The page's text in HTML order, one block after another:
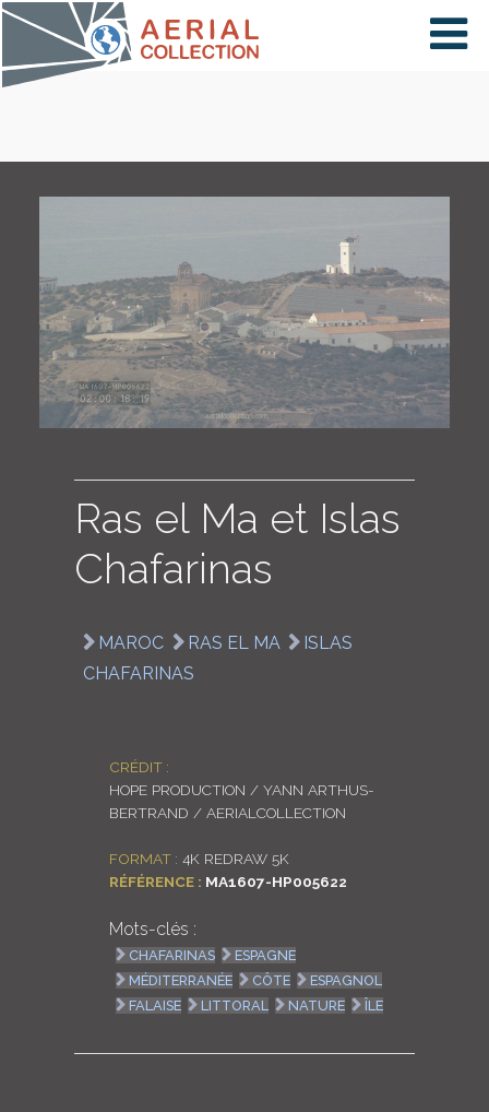
×
CARTE
COLLECTIONS
LOGIN
Ras el Ma et Islas
Chafarinas
MAROC RAS EL MA
ISLAS
CHAFARINAS
CRÉDIT :
HOPE PRODUCTION / YANN ARTHUS-
BERTRAND / AERIALCOLLECTION
FORMAT : 4K REDRAW 5K
RÉFÉRENCE : MA1607-HP005622
Mots-clés :
CHAFARINAS
ESPAGNE
MÉDITERRANÉE
CÔTE
ESPAGNOL
FALAISE
LITTORAL NATURE ÎLE